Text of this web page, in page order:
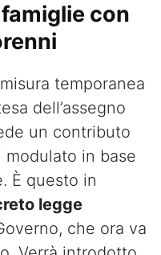
con
temporanea
dell’assegno
un contributo
in base
È questo in
legge
che ora va